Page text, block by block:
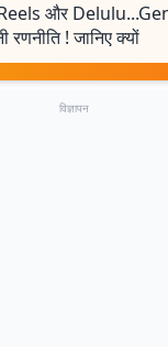
और Delulu...Gen
रणनीति ! जानिए क्यों
विज्ञापन